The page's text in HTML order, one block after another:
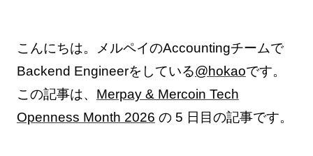
こんにちは。メルペイのAccountingチームで
Backend Engineerをしている@hokaoです。
この記事は、 Merpay & Mercoin Tech
Openness Month 2026 の 5 日目の記事です。